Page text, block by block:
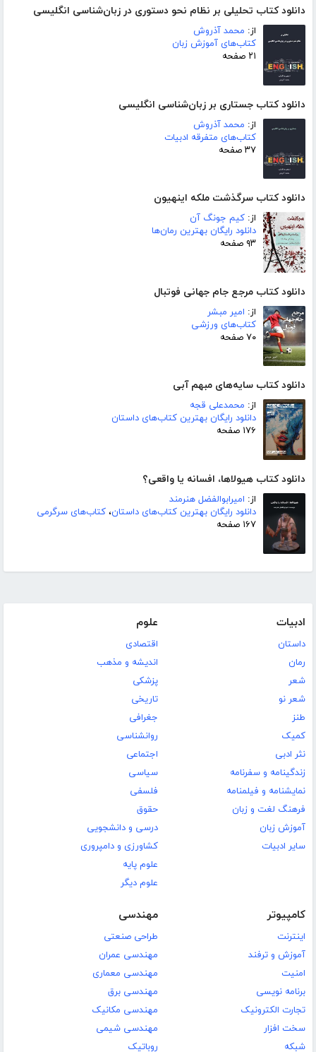
دانلود کتاب تحلیلی بر نظام نحو دستوری در زبان‌شناسی انگلیسی
از: محمد آذروش
کتاب‌های آموزش زبان
۲۱ صفحه
دانلود کتاب جستاری بر زبان‌شناسی انگلیسی
از: محمد آذروش
کتاب‌های متفرقه ادبیات
۳۷ صفحه
دانلود کتاب سرگذشت ملکه اینهیون
از: کیم جونگ آن
دانلود رایگان بهترین رمان‌ها
۹۳ صفحه
دانلود کتاب مرجع جام جهانی فوتبال
از: امیر مبشر
کتاب‌های ورزشی
۷۰ صفحه
دانلود کتاب سایه‌های مبهم آبی
از: محمدعلی قجه
دانلود رایگان بهترین کتاب‌های داستان
۱۷۶ صفحه
دانلود کتاب هیولاها، افسانه یا واقعی؟
از: امیرابوالفضل هنرمند
دانلود رایگان بهترین کتاب‌های داستان، کتاب‌های سرگرمی
۱۶۷ صفحه
ادبیات
داستان
رمان
شعر
شعر نو
طنز
کمیک
نثر ادبی
زندگینامه و سفرنامه
نمایشنامه و فیلمنامه
فرهنگ لغت و زبان
آموزش زبان
سایر ادبیات
علوم
اقتصادی
اندیشه و مذهب
پزشکی
تاریخی
جغرافی
روانشناسی
اجتماعی
سیاسی
فلسفی
حقوق
درسی و دانشجویی
کشاورزی و دامپروری
علوم پایه
علوم دیگر
کامپیوتر
اینترنت
آموزش و ترفند
امنیت
برنامه نویسی
تجارت الکترونیک
سخت افزار
شبکه
مهندسی
طراحی صنعتی
مهندسی عمران
مهندسی معماری
مهندسی برق
مهندسی مکانیک
مهندسی شیمی
روباتیک